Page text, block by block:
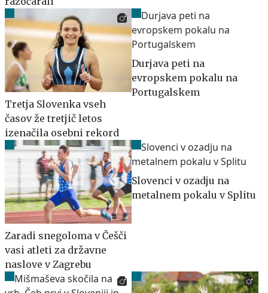
Tretja Slovenka vseh
časov že tretjič letos
izenačila osebni rekord
Durjava peti na
evropskem pokalu na
Portugalskem
Zaradi snegoloma v Češči
vasi atleti za državne
naslove v Zagrebu
Slovenci v ozadju na
metalnem pokalu v Splitu